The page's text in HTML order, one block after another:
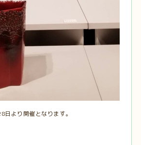
日より開催となります。